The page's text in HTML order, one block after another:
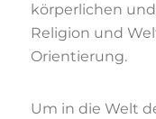
körperlichen
Religion und
Orientierung.
Um in die Welt